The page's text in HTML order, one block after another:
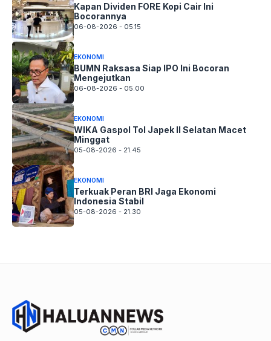
Kapan Dividen FORE Kopi Cair Ini
Bocorannya
06-08-2026 - 05.15
EKONOMI
BUMN Raksasa Siap IPO Ini Bocoran
Mengejutkan
06-08-2026 - 05.00
EKONOMI
WIKA Gaspol Tol Japek II Selatan Macet
Minggat
05-08-2026 - 21.45
EKONOMI
Terkuak Peran BRI Jaga Ekonomi
Indonesia Stabil
05-08-2026 - 21.30